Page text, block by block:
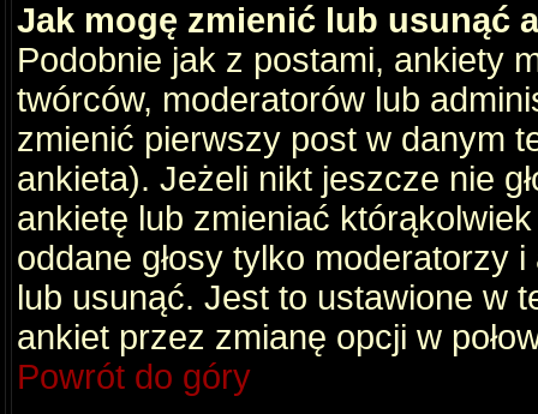
Jak mogę zmienić lub usunąć
Podobnie jak z postami, ankiety
twórców, moderatorów lub
zmienić pierwszy post w danym
ankieta). Jeżeli nikt jeszcze nie
ankietę lub zmieniać
oddane głosy tylko moderatorzy
lub usunąć. Jest to ustawione w
ankiet przez zmianę opcji w
Powrót do góry